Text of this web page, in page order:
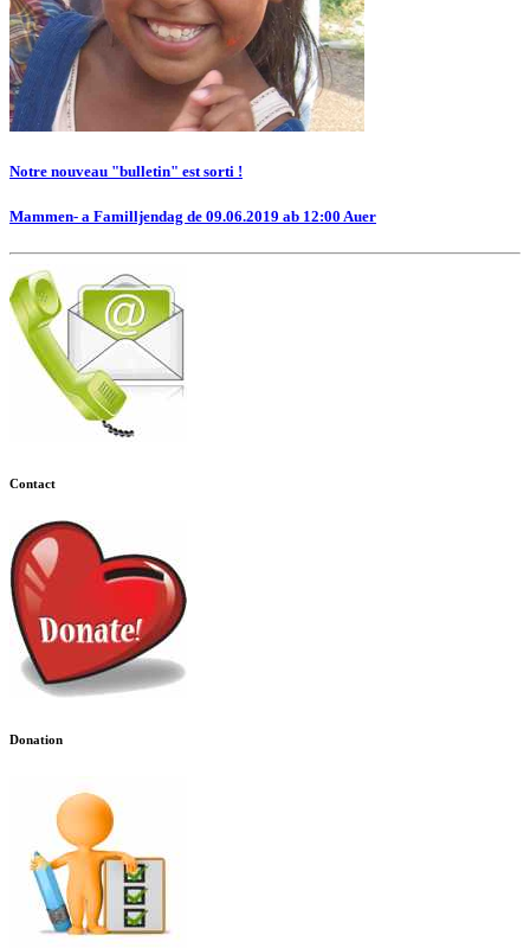
Notre nouveau "bulletin" est sorti !
Mammen- a Familljendag de 09.06.2019 ab 12:00 Auer
Contact
Donation